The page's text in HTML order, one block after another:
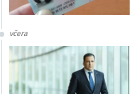
včera